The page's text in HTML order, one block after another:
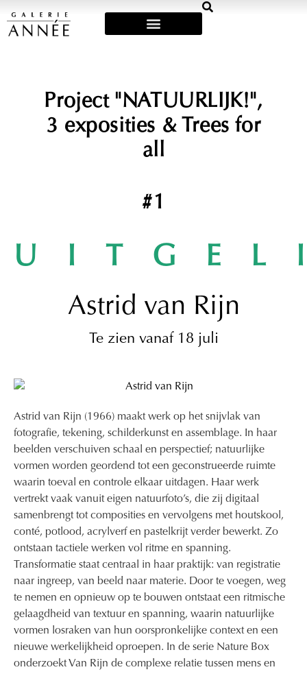
Project "NATUURLIJK!",
3 exposities & Trees for
all
#1
Astrid van Rijn
Te zien vanaf 18 juli
Astrid van Rijn (1966) maakt werk op het snijvlak van
fotografie, tekening, schilderkunst en assemblage. In haar
beelden verschuiven schaal en perspectief; natuurlijke
vormen worden geordend tot een geconstrueerde ruimte
waarin toeval en controle elkaar uitdagen. Haar werk
vertrekt vaak vanuit eigen natuurfoto’s, die zij digitaal
samenbrengt tot composities en vervolgens met houtskool,
conté, potlood, acrylverf en pastelkrijt verder bewerkt. Zo
ontstaan tactiele werken vol ritme en spanning.
Transformatie staat centraal in haar praktijk: van registratie
naar ingreep, van beeld naar materie. Door te voegen, weg
te nemen en opnieuw op te bouwen ontstaat een ritmische
gelaagdheid van textuur en spanning, waarin natuurlijke
vormen losraken van hun oorspronkelijke context en een
nieuwe werkelijkheid oproepen. In de serie Nature Box
onderzoekt Van Rijn de complexe relatie tussen mens en